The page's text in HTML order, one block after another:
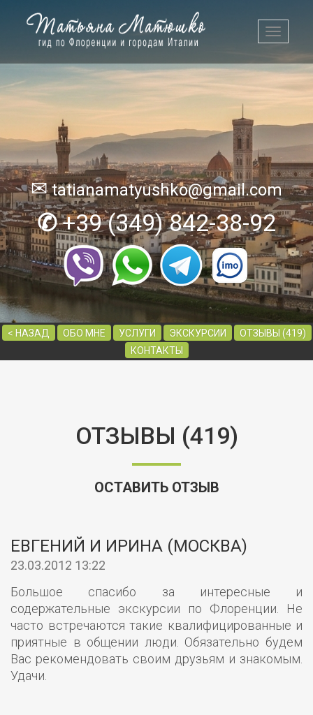
Toggle
✉ tatianamatyushko@gmail.com
✆+39 (349) 842-38-92
< НАЗАД ОБО МНЕ УСЛУГИ ЭКСКУРСИИ
ОТЗЫВЫ (419)
КОНТАКТЫ
ОТЗЫВЫ (419)
ОСТАВИТЬ ОТЗЫВ
ЕВГЕНИЙ И ИРИНА (МОСКВА)
23.03.2012 13:22
Большое спасибо за интересные и
содержательные экскурсии по Флоренции. Не
часто встречаются такие квалифицированные и
приятные в общении люди. Обязательно будем
Вас рекомендовать своим друзьям и знакомым.
Удачи.